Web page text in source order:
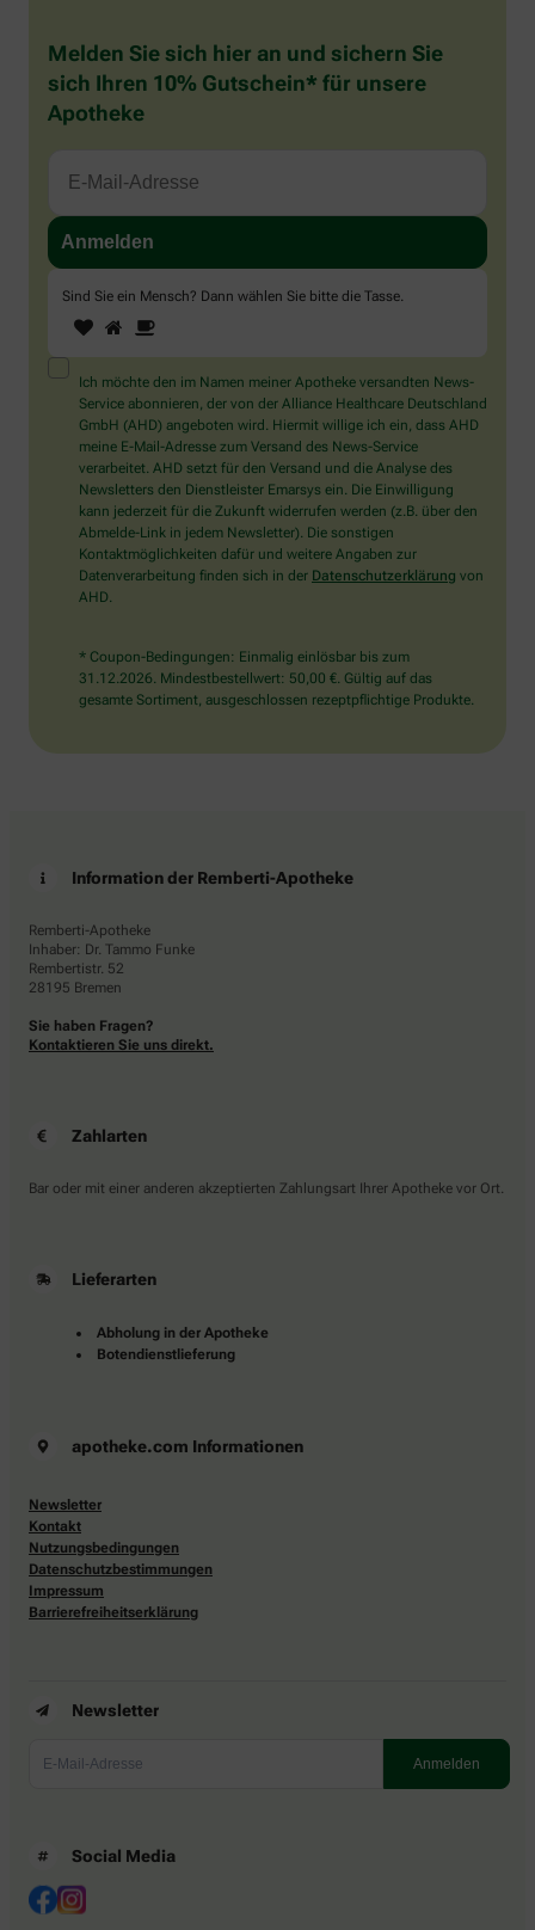
Melden Sie sich hier an und sichern Sie
sich Ihren 10% Gutschein* für unsere
Apotheke
Sind Sie ein Mensch? Dann wählen Sie bitte die Tasse
Sind
Sie
ein
Mensch?
Dann
wählen
Sie
bitte
die
Tasse.
1 2
Ich möchte den im Namen meiner Apotheke versandten News-
Service abonnieren, der von der Alliance Healthcare Deutschland
GmbH (AHD) angeboten wird. Hiermit willige ich ein, dass AHD
meine E-Mail-Adresse zum Versand des News-Service
verarbeitet. AHD setzt für den Versand und die Analyse des
Newsletters den Dienstleister Emarsys ein. Die Einwilligung
kann jederzeit für die Zukunft widerrufen werden (z.B. über den
Abmelde-Link in jedem Newsletter). Die sonstigen
Kontaktmöglichkeiten dafür und weitere Angaben zur
Datenverarbeitung finden sich in der Datenschutzerklärung von
AHD.
* Coupon-Bedingungen: Einmalig einlösbar bis zum
31.12.2026. Mindestbestellwert: 50,00 €. Gültig auf das
gesamte Sortiment, ausgeschlossen rezeptpflichtige Produkte.
Information der Remberti-Apotheke
Remberti-Apotheke
Inhaber: Dr. Tammo Funke
Rembertistr. 52
28195 Bremen
Sie haben Fragen?
Kontaktieren Sie uns direkt.
Zahlarten
Bar oder mit einer anderen akzeptierten Zahlungsart Ihrer Apotheke vor Ort.
Lieferarten
Abholung in der Apotheke
Botendienstlieferung
apotheke.com Informationen
Newsletter
Kontakt
Nutzungsbedingungen
Datenschutzbestimmungen
Impressum
Barrierefreiheitserklärung
Newsletter
Social Media